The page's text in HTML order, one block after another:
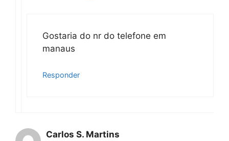
Gostaria do nr do telefone em
manaus
Responder
Carlos S. Martins